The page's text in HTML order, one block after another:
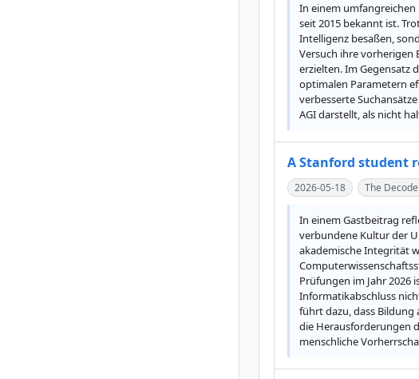
In einem umfangreichen
seit 2015 bekannt ist.
Intelligenz besaßen,
Versuch ihre vorherigen
erzielten. Im Gegensatz
optimalen Parametern
verbesserte
AGI darstellt, als nicht
A Stanford student
2026-05-18 The
In einem Gastbeitrag
verbundene Kultur der
akademische Integrität
Prüfungen im Jahr 2026
Informatikabschluss
führt dazu, dass Bildung
die Herausforderungen
menschliche